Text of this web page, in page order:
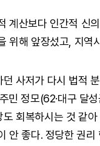
계산보다 인간적 신
위해 앞장섰고, 지역
사저가 다시 법적
민 정모(62·대구 달
회복하시는 것 같
안 좋다. 정당한 권